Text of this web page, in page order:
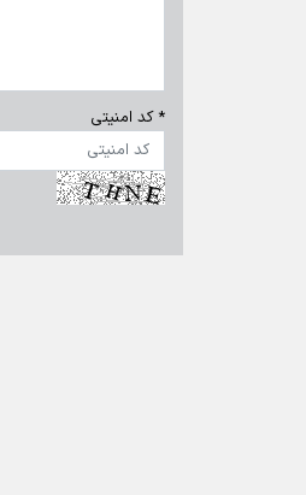
* کد امنیتی